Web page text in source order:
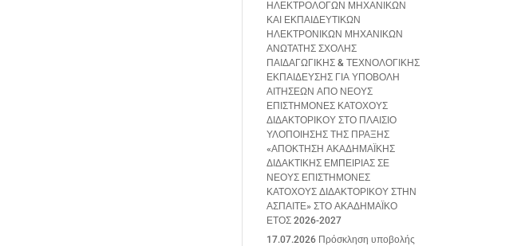
ΗΛΕΚΤΡΟΛΟΓΩΝ ΜΗΧΑΝΙΚΩΝ
ΚΑΙ ΕΚΠΑΙΔΕΥΤΙΚΩΝ
ΗΛΕΚΤΡΟΝΙΚΩΝ ΜΗΧΑΝΙΚΩΝ
ΑΝΩΤΑΤΗΣ ΣΧΟΛΗΣ
ΠΑΙΔΑΓΩΓΙΚΗΣ & ΤΕΧΝΟΛΟΓΙΚΗΣ
ΕΚΠΑΙΔΕΥΣΗΣ ΓΙΑ ΥΠΟΒΟΛΗ
ΑΙΤΗΣΕΩΝ ΑΠΟ ΝΕΟΥΣ
ΕΠΙΣΤΗΜΟΝΕΣ ΚΑΤΟΧΟΥΣ
ΔΙΔΑΚΤΟΡΙΚΟΥ ΣΤΟ ΠΛΑΙΣΙΟ
ΥΛΟΠΟΙΗΣΗΣ ΤΗΣ ΠΡΑΞΗΣ
«ΑΠΟΚΤΗΣΗ ΑΚΑΔΗΜΑΪΚΗΣ
ΔΙΔΑΚΤΙΚΗΣ ΕΜΠΕΙΡΙΑΣ ΣΕ
ΝΕΟΥΣ ΕΠΙΣΤΗΜΟΝΕΣ
ΚΑΤΟΧΟΥΣ ΔΙΔΑΚΤΟΡΙΚΟΥ ΣΤΗΝ
ΑΣΠΑΙΤΕ» ΣΤΟ ΑΚΑΔΗΜΑΪΚΟ
ΕΤΟΣ 2026-2027
17.07.2026 Πρόσκληση υποβολής